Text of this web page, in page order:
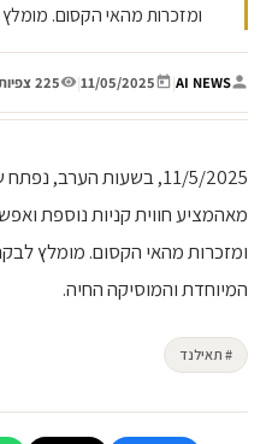
ומזכרות מהאי הקסום.
AI NEWS
|
11/05/2025
| 225 צפיות
11/5/2025, בשעות הערב,
מאהמציע חווית קניות נוספת
ומזכרות מהאי הקסום. מומלץ
המיוחדת והמוסיקה החיה.
# תאילנד